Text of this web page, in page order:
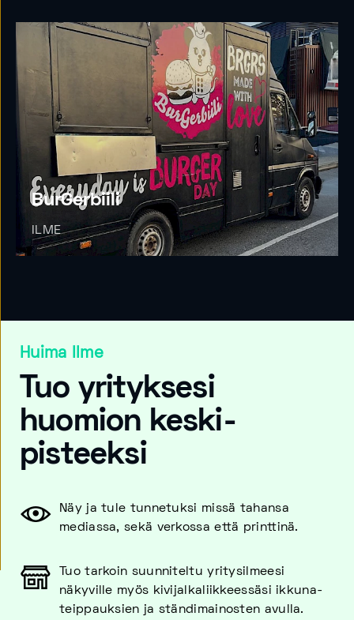
BurGerbiili
ILME
Huima Ilme
Tuo yrityksesi
huomion keski­
pisteeksi
Näy ja tule tunnetuksi missä tahansa
mediassa, sekä verkossa että printtinä.
Tuo tarkoin suunniteltu yritysi­lmeesi
näkyville myös kivijalka­liikkeessäsi ikkuna­
teippauksien ja ständi­mainosten avulla.